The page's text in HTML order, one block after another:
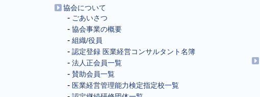
協会について
ごあいさつ
協会事業の概要
組織/役員
認定登録 医業経営コンサルタント名簿
法人正会員一覧
賛助会員一覧
医業経営管理能力検定指定校一覧